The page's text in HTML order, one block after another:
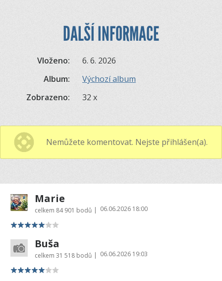
DALŠÍ INFORMACE
Vloženo:
6. 6. 2026
Album:
Výchozí album
Zobrazeno:
32 x
Nemůžete komentovat. Nejste přihlášen(a).
Marie
celkem 84 901 bodů | 06.06.2026 18:00
Buša
celkem 31 518 bodů | 06.06.2026 19:03